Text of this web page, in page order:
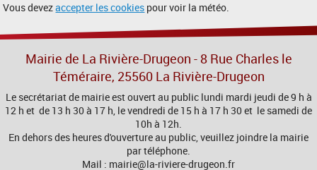
Vous devezaccepter les cookies pour voir la météo.
Mairie de La Rivière-Drugeon - 8 Rue Charles le
Téméraire, 25560 La Rivière-Drugeon
Le secrétariat de mairie est ouvert au public lundi mardi jeudi de 9 h à
12 h et de 13 h 30 à 17 h, le vendredi de 15 h à 17 h 30 et le samedi de
10h à 12h.
En dehors des heures d'ouverture au public, veuillez joindre la mairie
par téléphone.
Mail : mairie@la-riviere-drugeon.fr